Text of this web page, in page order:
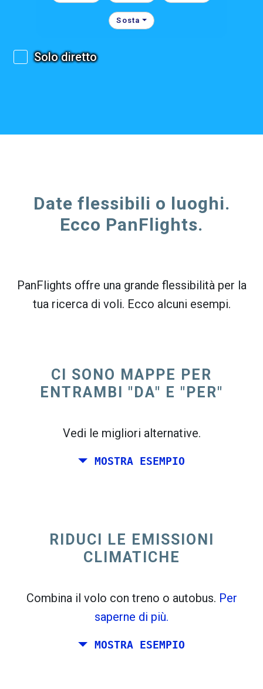
Sosta
Solo diretto
Date flessibili o luoghi.
Ecco PanFlights.
PanFlights offre una grande flessibilità per la
tua ricerca di voli. Ecco alcuni esempi.
CI SONO MAPPE PER
ENTRAMBI "DA" E "PER"
Vedi le migliori alternative.
MOSTRA ESEMPIO
RIDUCI LE EMISSIONI
CLIMATICHE
Combina il volo con treno o autobus. Per
saperne di più.
MOSTRA ESEMPIO